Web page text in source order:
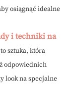
osiągnąć idealne
i techniki na
sztuka, która
odpowiednich
look na specjalne